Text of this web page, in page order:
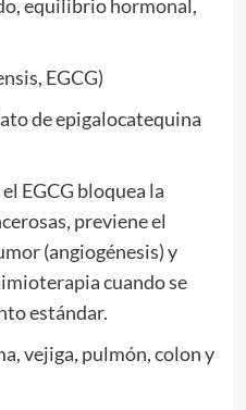
equilibrio hormonal,
EGCG)
de epigalocatequina
EGCG bloquea la
previene el
(angiogénesis) y
cuando se
estándar.
vejiga, pulmón, colon y